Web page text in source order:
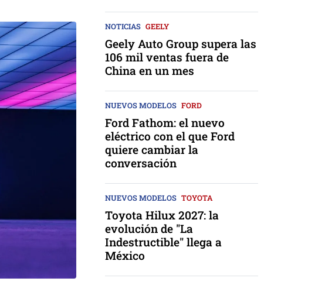
NOTICIAS GEELY
Geely Auto Group supera las
106 mil ventas fuera de
China en un mes
NUEVOS MODELOS FORD
Ford Fathom: el nuevo
eléctrico con el que Ford
quiere cambiar la
conversación
NUEVOS MODELOS TOYOTA
Toyota Hilux 2027: la
evolución de "La
Indestructible" llega a
México